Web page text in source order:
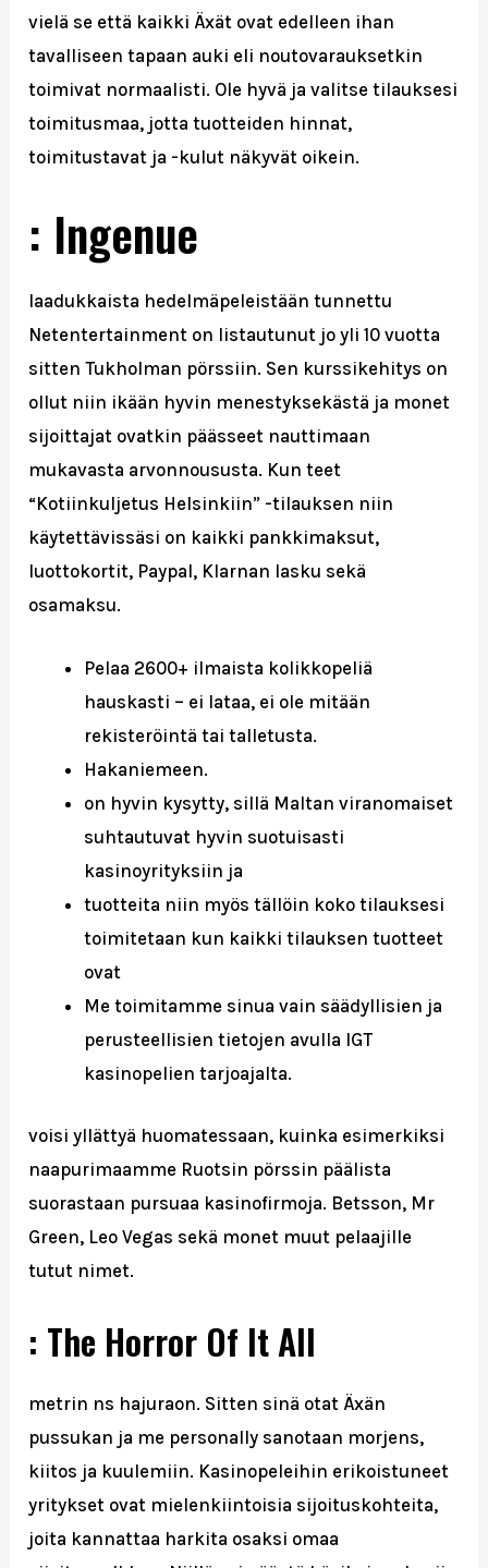
vielä se että kaikki Äxät ovat edelleen ihan
tavalliseen tapaan auki eli noutovarauksetkin
toimivat normaalisti. Ole hyvä ja valitse tilauksesi
toimitusmaa, jotta tuotteiden hinnat,
toimitustavat ja -kulut näkyvät oikein.
: Ingenue
laadukkaista hedelmäpeleistään tunnettu
Netentertainment on listautunut jo yli 10 vuotta
sitten Tukholman pörssiin. Sen kurssikehitys on
ollut niin ikään hyvin menestyksekästä ja monet
sijoittajat ovatkin päässeet nauttimaan
mukavasta arvonnoususta. Kun teet
“Kotiinkuljetus Helsinkiin” -tilauksen niin
käytettävissäsi on kaikki pankkimaksut,
luottokortit, Paypal, Klarnan lasku sekä
osamaksu.
Pelaa 2600+ ilmaista kolikkopeliä
hauskasti – ei lataa, ei ole mitään
rekisteröintä tai talletusta.
Hakaniemeen.
on hyvin kysytty, sillä Maltan viranomaiset
suhtautuvat hyvin suotuisasti
kasinoyrityksiin ja
tuotteita niin myös tällöin koko tilauksesi
toimitetaan kun kaikki tilauksen tuotteet
ovat
Me toimitamme sinua vain säädyllisien ja
perusteellisien tietojen avulla IGT
kasinopelien tarjoajalta.
voisi yllättyä huomatessaan, kuinka esimerkiksi
naapurimaamme Ruotsin pörssin päälista
suorastaan pursuaa kasinofirmoja. Betsson, Mr
Green, Leo Vegas sekä monet muut pelaajille
tutut nimet.
: The Horror Of It All
metrin ns hajuraon. Sitten sinä otat Äxän
pussukan ja me personally sanotaan morjens,
kiitos ja kuulemiin. Kasinopeleihin erikoistuneet
yritykset ovat mielenkiintoisia sijoituskohteita,
joita kannattaa harkita osaksi omaa